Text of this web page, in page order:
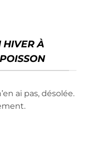
HIVER À
ai pas, désolée.